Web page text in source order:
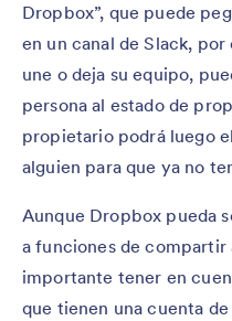
Dropbox”, que puede
en un canal de Slack,
une o deja su equipo,
persona al estado de
propietario podrá luego
alguien para que ya no
Aunque Dropbox pueda
a funciones de compartir
importante tener en
que tienen una cuenta